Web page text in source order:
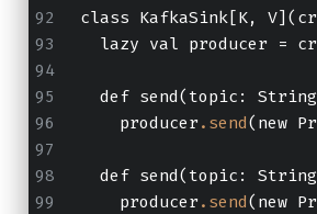
class KafkaSink[K,
lazy val producer =
def send(topic:
    producer
.send(new
def send(topic:
    producer
.send(new